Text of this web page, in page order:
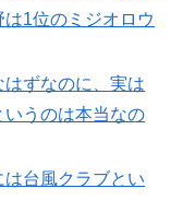
1位のミジオロウ
ずなのに、実は
うのは本当なの
台風クラブとい